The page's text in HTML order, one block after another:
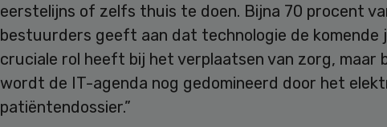
eerstelijns of zelfs thuis te doen. Bijna 70 procent
bestuurders geeft aan dat technologie de komende
cruciale rol heeft bij het verplaatsen van zorg, maar
wordt de IT-agenda nog gedomineerd door het
patiëntendossier.”